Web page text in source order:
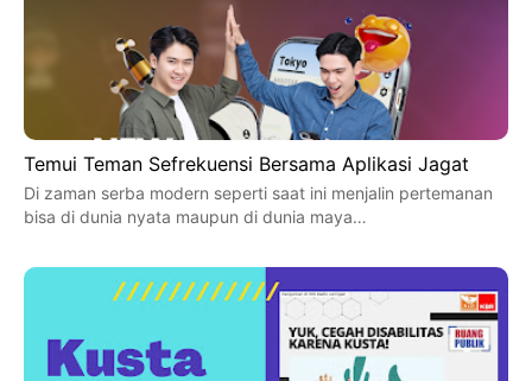
Temui Teman Sefrekuensi Bersama Aplikasi Jagat
Di zaman serba modern seperti saat ini menjalin pertemanan
bisa di dunia nyata maupun di dunia maya…